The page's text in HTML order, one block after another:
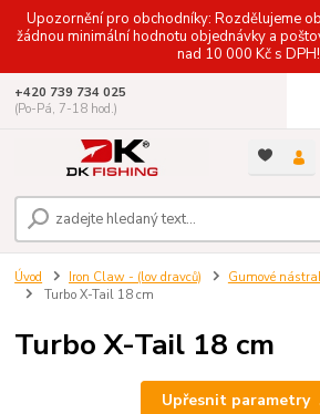
Upozornění pro obchodníky: Rozdělujeme
žádnou minimální hodnotu objednávky a
nad 10 000 Kč s DPH!
+420 739 734 025
(Po-Pá, 7-18 hod.)
Úvod Iron Claw - (lov dravců) Gumové
Turbo X-Tail 18 cm
Turbo X-Tail 18 cm
Upřesnit parametry